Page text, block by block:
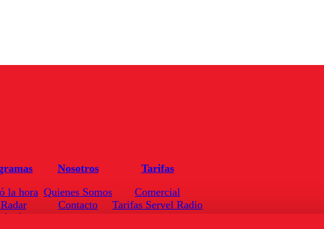
la hora
Público
Nosotros
Quienes Somos
Contacto
Tarifas
Comercial
Tarifas Servel Radio